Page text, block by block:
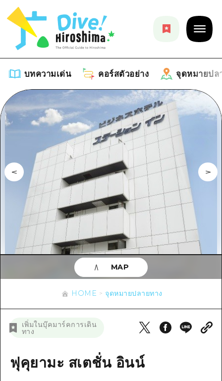
บทความเด่น คอร์สตัวอย่าง จุดหมายปล
บทความเด่น
รายการ
คำแนะนำ
ศิลปะ
งานอีเว้นท์ / เทศกาล
อาหารรสเลิศ / สุรา
การปั่นจักรยาน
ช้อปปิ้ง
กีฬา
สถานบันเทิงยามค่ำคืน
มาตรฐาน
คอร์สตัวอย่าง
รายการ
คู่มือ Dive! Hiroshima
ฮิโรชิม่า โมชิ โมชิ ทราเวล
บริเวณรอบเมืองฮิโรชิม่า
อากิ
บิงโก
บริเวณรอบๆ มิยาจิมะ
จุดหมายปลายทาง
รายการ
บริเวณรอบเมืองฮิโรชิม่า
อากิ
บิงโก
บิโฮคุ
เกโฮคุ
จังหวัดเอฮิเมะ
อีเว้นท์
ข้อมูลตามฤดูกาล
ข้อมูลที่เป็นประโยชน์
รายการ
เข้าถึงเข้าถึง
สรุปการจราจรรอง
ตั๋วเที่ยวคุ้มค่าตั๋วเที่ยวคุ้มค่า
ข่าว
HOME จุดหมายปลายทาง
เพิ่มในบุ๊คมาร์คการเดิน
ทาง
ฟุคุยามะ สเตชั่น อินน์
MAP